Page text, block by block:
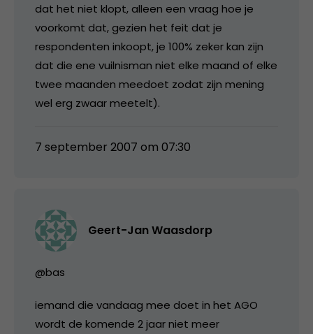
dat het niet klopt, alleen een vraag hoe je
voorkomt dat, gezien het feit dat je
respondenten inkoopt, je 100% zeker kan zijn
dat die ene vuilnisman niet elke maand of elke
twee maanden meedoet zodat zijn mening
wel erg zwaar meetelt).
7 september 2007 om 07:30
Geert-Jan Waasdorp
@bas
iemand die vandaag mee doet in het AGO
wordt de komende 2 jaar niet meer